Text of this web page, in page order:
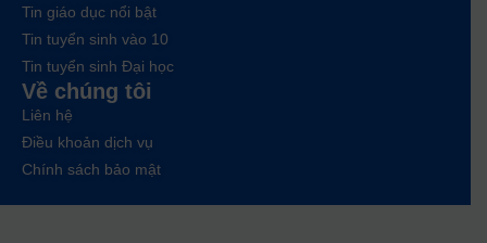
Tin giáo dục nổi bật
Tin tuyển sinh vào 10
Tin tuyển sinh Đại học
Về chúng tôi
Liên hệ
Điều khoản dịch vụ
Chính sách bảo mật